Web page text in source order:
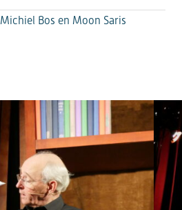
Michiel Bos en Moon Saris